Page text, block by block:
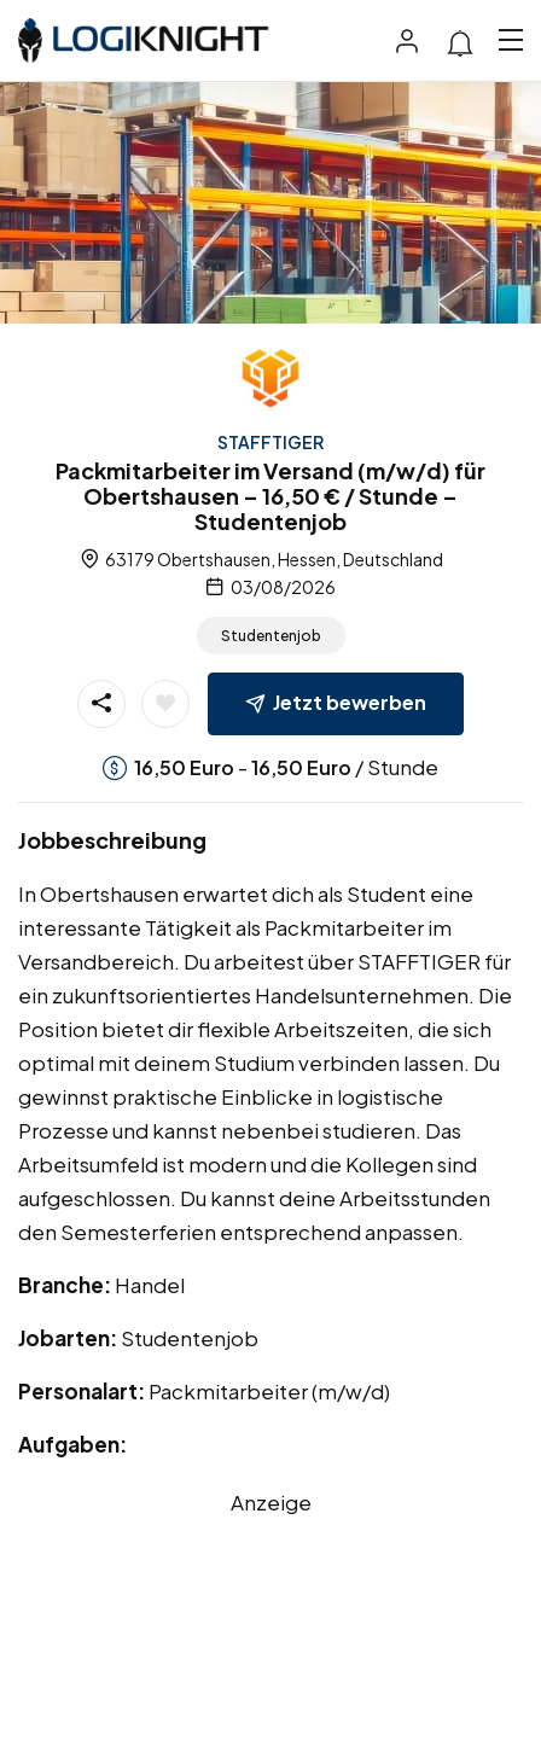
STAFFTIGER
Packmitarbeiter im Versand (m/w/d) für
Obertshausen – 16,50 € / Stunde –
Studentenjob
63179 Obertshausen, Hessen, Deutschland
03/08/2026
Studentenjob
Jetzt bewerben
16,50 Euro -16,50 Euro / Stunde
Jobbeschreibung
In Obertshausen erwartet dich als Student eine
interessante Tätigkeit als Packmitarbeiter im
Versandbereich. Du arbeitest über STAFFTIGER für
ein zukunftsorientiertes Handelsunternehmen. Die
Position bietet dir flexible Arbeitszeiten, die sich
optimal mit deinem Studium verbinden lassen. Du
gewinnst praktische Einblicke in logistische
Prozesse und kannst nebenbei studieren. Das
Arbeitsumfeld ist modern und die Kollegen sind
aufgeschlossen. Du kannst deine Arbeitsstunden
den Semesterferien entsprechend anpassen.
Branche: Handel
Jobarten: Studentenjob
Personalart: Packmitarbeiter (m/w/d)
Aufgaben:
Anzeige